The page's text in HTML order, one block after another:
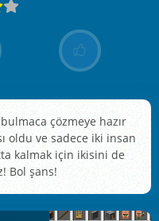
çözmeye hazır
oldu ve sadece iki insan
kalmak için ikisini de
Bol şans!